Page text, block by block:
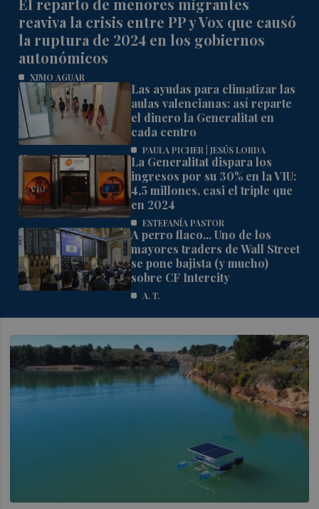
reaviva la crisis entre PP y Vox que causó
la ruptura de 2024 en los gobiernos
autonómicos
XIMO AGUAR
Las ayudas para climatizar las
aulas valencianas: así reparte
el dinero la Generalitat en
cada centro
PAULA PICHER | JESÚS LORDA
La Generalitat dispara los
ingresos por su 30% en la VIU:
4,5 millones, casi el triple que
en 2024
ESTEFANÍA PASTOR
A perro flaco... Uno de los
mayores traders de Wall Street
se pone bajista (y mucho)
sobre CF Intercity
A. T.